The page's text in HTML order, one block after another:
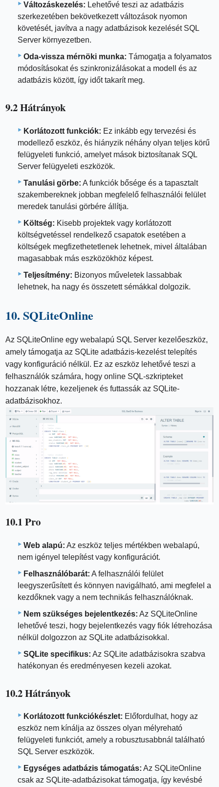
Változáskezelés: Lehetővé teszi az adatbázis
szerkezetében bekövetkezett változások nyomon
követését, javítva a nagy adatbázisok kezelését SQL
Server környezetben.
Oda-vissza mérnöki munka: Támogatja a folyamatos
módosításokat és szinkronizálásokat a modell és az
adatbázis között, így időt takarít meg.
9.2 Hátrányok
Korlátozott funkciók: Ez inkább egy tervezési és
modellező eszköz, és hiányzik néhány olyan teljes körű
felügyeleti funkció, amelyet mások biztosítanak SQL
Server felügyeleti eszközök.
Tanulási görbe: A funkciók bősége és a tapasztalt
szakembereknek jobban megfelelő felhasználói felület
meredek tanulási görbére állítja.
Költség: Kisebb projektek vagy korlátozott
költségvetéssel rendelkező csapatok esetében a
költségek megfizethetetlenek lehetnek, mivel általában
magasabbak más eszközökhöz képest.
Teljesítmény: Bizonyos műveletek lassabbak
lehetnek, ha nagy és összetett sémákkal dolgozik.
10. SQLiteOnline
Az SQLiteOnline egy webalapú SQL Server kezelőeszköz,
amely támogatja az SQLite adatbázis-kezelést telepítés
vagy konfiguráció nélkül. Ez az eszköz lehetővé teszi a
felhasználók számára, hogy online SQL-szkripteket
hozzanak létre, kezeljenek és futtassák az SQLite-
adatbázisokhoz.
10.1 Pro
Web alapú: Az eszköz teljes mértékben webalapú,
nem igényel telepítést vagy konfigurációt.
Felhasználóbarát: A felhasználói felület
leegyszerűsített és könnyen navigálható, ami megfelel a
kezdőknek vagy a nem technikás felhasználóknak.
Nem szükséges bejelentkezés: Az SQLiteOnline
lehetővé teszi, hogy bejelentkezés vagy fiók létrehozása
nélkül dolgozzon az SQLite adatbázisokkal.
SQLite specifikus: Az SQLite adatbázisokra szabva
hatékonyan és eredményesen kezeli azokat.
10.2 Hátrányok
Korlátozott funkciókészlet: Előfordulhat, hogy az
eszköz nem kínálja az összes olyan mélyreható
felügyeleti funkciót, amely a robusztusabbnál található
SQL Server eszközök.
Egységes adatbázis támogatás: Az SQLiteOnline
csak az SQLite-adatbázisokat támogatja, így kevésbé